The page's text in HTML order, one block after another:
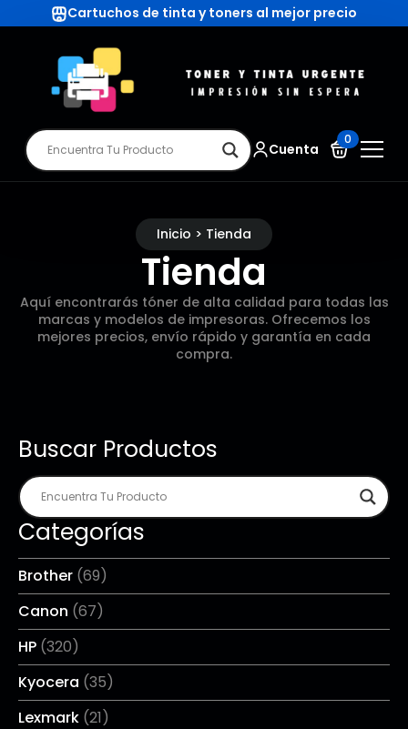
Cartuchos de tinta y toners al mejor precio
Cuenta
0
Inicio > Tienda
Tienda
Aquí encontrarás tóner de alta calidad para todas las
marcas y modelos de impresoras. Ofrecemos los
mejores precios, envío rápido y garantía en cada
compra.
Buscar Productos
Categorías
Brother (69)
Canon (67)
HP (320)
Kyocera (35)
Lexmark (21)